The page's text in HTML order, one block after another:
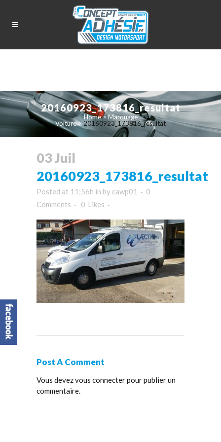
20160923_173816_resultat
Home>Marquage
Voiture> 20160923_173816_resultat
03 Juil
20160923_173816_resultat
Posted at 11:56h in by cawp01
0
Comments
0 Likes
Post A Comment
Vous devezvous connecterpour publier un
commentaire.